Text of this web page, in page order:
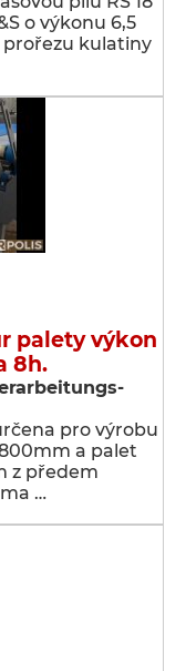
o výkonu 6,5
prořezu kulatiny
palety výkon
8h.
pro výrobu
a palet
z předem
…